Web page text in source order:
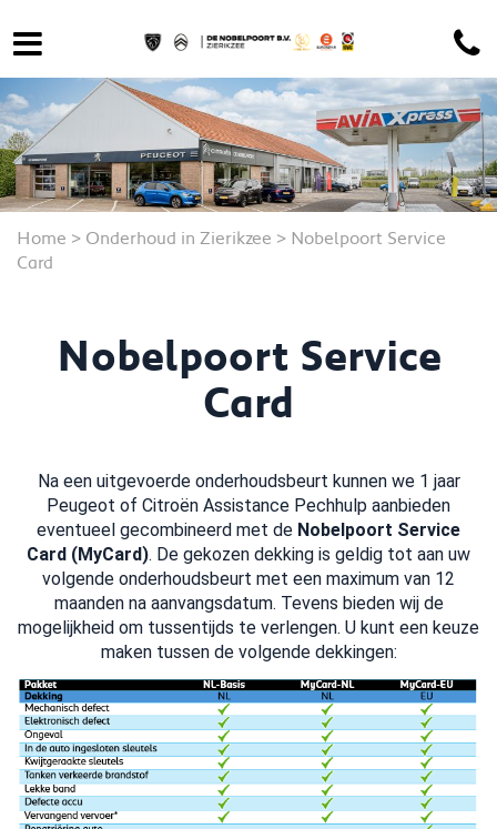
Home > Onderhoud in Zierikzee > Nobelpoort Service
Card
Nobelpoort Service
Card
Na een uitgevoerde onderhoudsbeurt kunnen we 1 jaar
Peugeot of Citroën Assistance Pechhulp aanbieden
eventueel gecombineerd met de Nobelpoort Service
Card (MyCard). De gekozen dekking is geldig tot aan uw
volgende onderhoudsbeurt met een maximum van 12
maanden na aanvangsdatum. Tevens bieden wij de
mogelijkheid om tussentijds te verlengen. U kunt een keuze
maken tussen de volgende dekkingen: